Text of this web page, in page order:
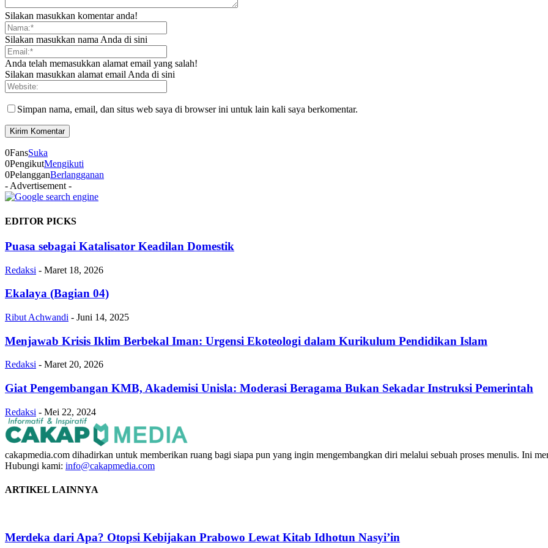
Silakan masukkan komentar anda!
Silakan masukkan nama Anda di sini
Anda telah memasukkan alamat email yang salah!
Silakan masukkan alamat email Anda di sini
Simpan nama, email, dan situs web saya di browser ini untuk lain kali saya berkomentar.
0FansSuka
0PengikutMengikuti
0PelangganBerlangganan
- Advertisement -
EDITOR PICKS
Puasa sebagai Katalisator Keadilan Domestik
Redaksi - Maret 18, 2026
Ekalaya (Bagian 04)
Ribut Achwandi - Juni 14, 2025
Menjawab Krisis Iklim Berbekal Iman: Urgensi Ekoteologi dalam Kurikulum Pendidikan Islam
Redaksi - Maret 20, 2026
Giat Pengembangan KMB, Akademisi Unisla: Moderasi Beragama Bukan Sekadar Instruksi Pemerintah
Redaksi - Mei 22, 2024
cakapmedia.com dihadirkan untuk memberikan ruang bagi siapa pun yang ingin mengembangkan diri melalui sebuah proses menulis. Ini
Hubungi kami: info@cakapmedia.com
ARTIKEL LAINNYA
Merdeka dari Apa? Otopsi Kebijakan Prabowo Lewat Kitab Idhotun Nasyi’in